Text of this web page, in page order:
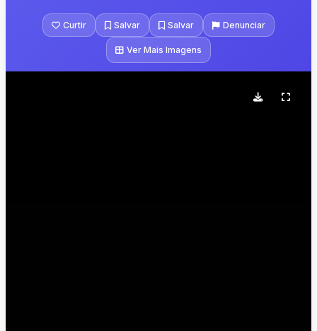
Curtir Salvar Salvar Denunciar
Ver Mais Imagens